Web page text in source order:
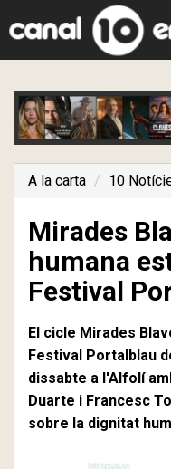
A la carta 10
Mirades
humana
Festival
El cicle Mirades
Festival Portalblau
dissabte a l'Alfolí
Duarte i Francesc
sobre la dignitat